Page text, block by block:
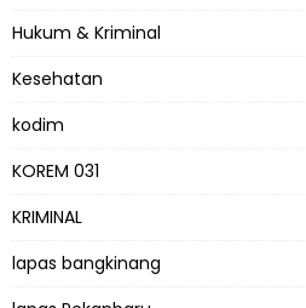
Hukum & Kriminal
Kesehatan
kodim
KOREM 031
KRIMINAL
lapas bangkinang